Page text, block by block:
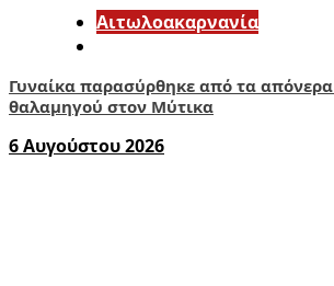
Αιτωλοακαρνανία
Γυναίκα παρασύρθηκε από τα
θαλαμηγού στον Μύτικα
6 Αυγούστου 2026